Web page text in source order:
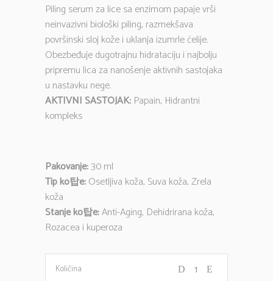
Piling serum za lice sa enzimom papaje vrši
neinvazivni biološki piling, razmekšava
površinski sloj kože i uklanja izumrle ćelije.
Obezbeđuje dugotrajnu hidrataciju i najbolju
pripremu lica za nanošenje aktivnih sastojaka
u nastavku nege.
AKTIVNI SASTOJAK: Papain, Hidrantni
kompleks
Pakovanje:30 ml
Tip ko탑e:Osetljiva koža, Suva koža, Zrela
koža
Stanje ko탑e:Anti-Aging, Dehidrirana koža,
Rozacea i kuperoza
PAPAYA
Količina